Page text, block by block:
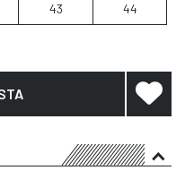
43 44